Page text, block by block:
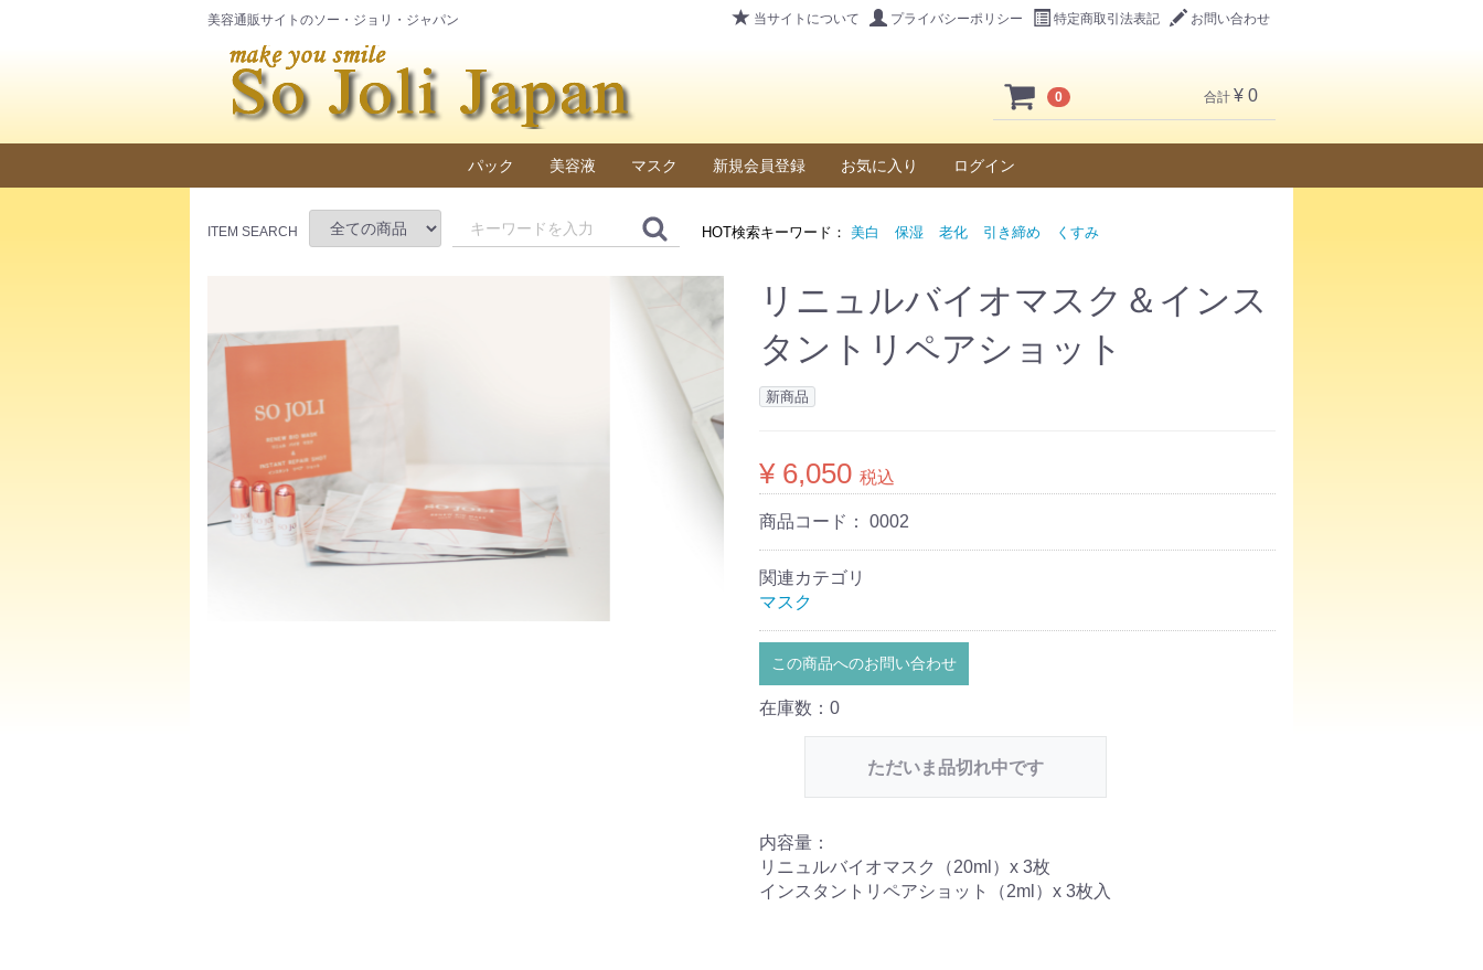
美容通販サイトのソー・ジョリ・ジャパン 当サイトについて プライバシーポリシー 特定商取引法表記 お問い合わせ
0 合計 ¥ 0
ITEM SEARCH HOT検索キーワード： 美白 保湿 老化 引き締め くすみ
パック 美容液 マスク 新規会員登録 お気に入り ログイン
リニュルバイオマスク＆インス
タントリペアショット
新商品
¥ 6,050 税込
商品コード： 0002
関連カテゴリ
マスク
この商品へのお問い合わせ
在庫数：0
ただいま品切れ中です
内容量：
リニュルバイオマスク（20ml）x 3枚
インスタントリペアショット（2ml）x 3枚入